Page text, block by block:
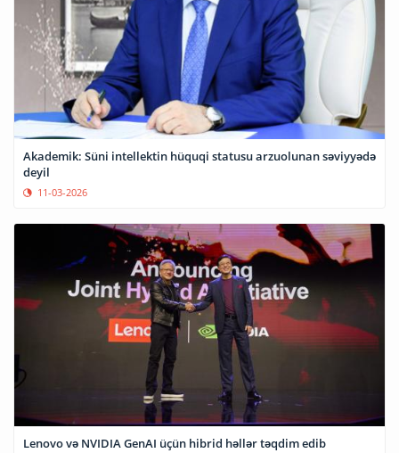
Akademik: Süni intellektin hüquqi statusu arzuolunan səviyyədə
deyil
11-03-2026
Lenovo və NVIDIA GenAI üçün hibrid həllər təqdim edib